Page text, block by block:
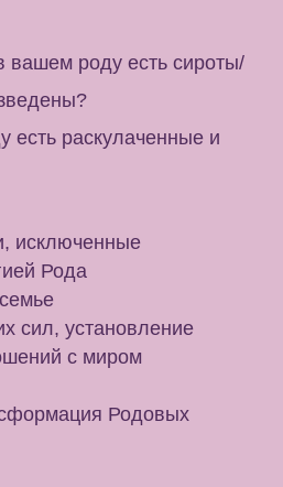
вашем роду есть сироты/
есть раскулаченные и
исключенные
Рода
сил, установление
с миром
Родовых